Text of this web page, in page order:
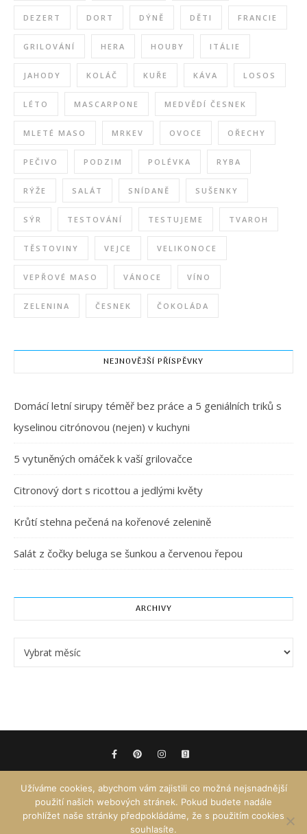
DEZERT DORT DÝNĚ DĚTI FRANCIE
GRILOVÁNÍ HERA HOUBY ITÁLIE
JAHODY KOLÁČ KUŘE KÁVA LOSOS
LÉTO MASCARPONE MEDVĚDÍ ČESNEK
MLETÉ MASO MRKEV OVOCE OŘECHY
PEČIVO PODZIM POLÉVKA RYBA
RÝŽE SALÁT SNÍDANĚ SUŠENKY
SÝR TESTOVÁNÍ TESTUJEME TVAROH
TĚSTOVINY VEJCE VELIKONOCE
VEPŘOVÉ MASO VÁNOCE VÍNO
ZELENINA ČESNEK ČOKOLÁDA
NEJNOVĚJŠÍ PŘÍSPĚVKY
Domácí letní sirupy téměř bez práce a 5 geniálních triků s
kyselinou citrónovou (nejen) v kuchyni
5 vytuněných omáček k vaší grilovačce
Citronový dort s ricottou a jedlými květy
Krůtí stehna pečená na kořenové zelenině
Salát z čočky beluga se šunkou a červenou řepou
ARCHIVY
Užíváme cookies, abychom vám zajistili co možná nejsnadnější
použití našich webových stránek. Pokud budete nadále
prohlížet naše stránky předpokládáme, že s použitím cookies
souhlasíte.